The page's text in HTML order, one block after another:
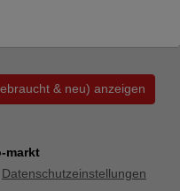
& neu) anzeigen
markt
Datenschutzeinstellungen